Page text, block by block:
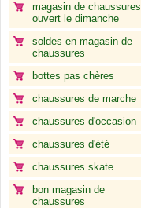
magasin de chaussures
ouvert le dimanche
soldes en magasin de
chaussures
bottes pas chères
chaussures de marche
chaussures d'occasion
chaussures d'été
chaussures skate
bon magasin de
chaussures